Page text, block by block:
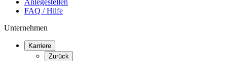
Anlegestellen
FAQ / Hilfe
Unternehmen
Karriere
Zurück